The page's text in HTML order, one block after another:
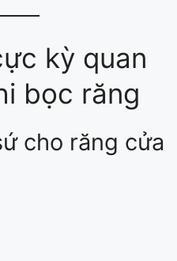
kỳ quan
bọc răng
cho răng cửa